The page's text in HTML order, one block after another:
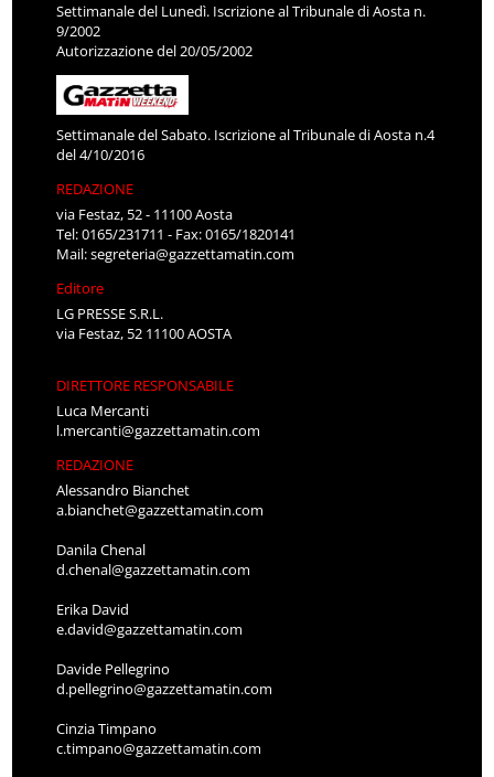
Settimanale del Lunedì. Iscrizione al Tribunale di Aosta n.
9/2002
Autorizzazione del 20/05/2002
Settimanale del Sabato. Iscrizione al Tribunale di Aosta n.4
del 4/10/2016
REDAZIONE
via Festaz, 52 - 11100 Aosta
Tel: 0165/231711 - Fax: 0165/1820141
Mail:segreteria@gazzettamatin.com
Editore
LG PRESSE S.R.L.
via Festaz, 52 11100 AOSTA
DIRETTORE RESPONSABILE
Luca Mercanti
l.mercanti@gazzettamatin.com
REDAZIONE
Alessandro Bianchet
a.bianchet@gazzettamatin.com
Danila Chenal
d.chenal@gazzettamatin.com
Erika David
e.david@gazzettamatin.com
Davide Pellegrino
d.pellegrino@gazzettamatin.com
Cinzia Timpano
c.timpano@gazzettamatin.com